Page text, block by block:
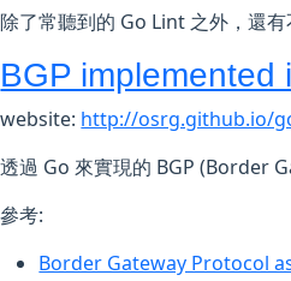
除了常聽到的 Go Lint 之外，還
BGP
website: http://osrg.github.io/
透過 Go 來實現的 BGP (Border
參考:
Border Gateway Protocol